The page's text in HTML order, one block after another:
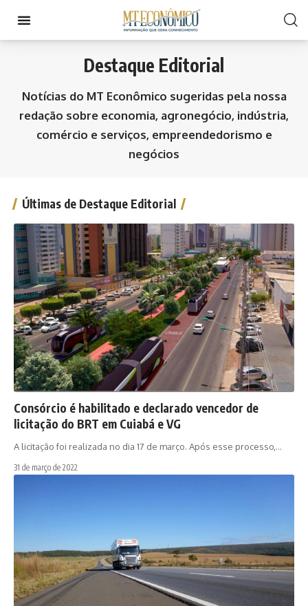
Destaque Editorial
Notícias do MT Econômico sugeridas pela nossa
redação sobre economia, agronegócio, indústria,
comércio e serviços, empreendedorismo e
negócios
Últimas de Destaque Editorial
Consórcio é habilitado e declarado vencedor de
licitação do BRT em Cuiabá e VG
A licitação foi realizada no dia 17 de março. Após esse processo,…
31 de março de 2022